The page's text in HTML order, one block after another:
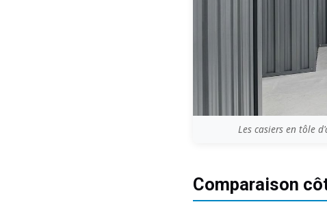
Les casiers en tôle
Comparaison